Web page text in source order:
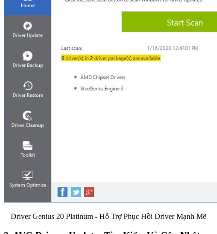
Driver Genius 20 Platinum - Hỗ Trợ Phục Hồi Driver Mạnh Mẽ